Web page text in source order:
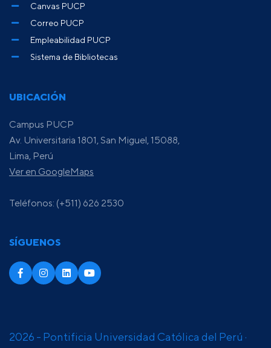
UBICACIÓN
Campus PUCP
Av. Universitaria 1801, San Miguel, 15088,
Lima, Perú
Ver en GoogleMaps
Teléfonos: (+511) 626 2530
SÍGUENOS
Canvas PUCP
Correo PUCP
Empleabilidad PUCP
Sistema de Bibliotecas
2026 - Pontificia Universidad Católica del Perú ·